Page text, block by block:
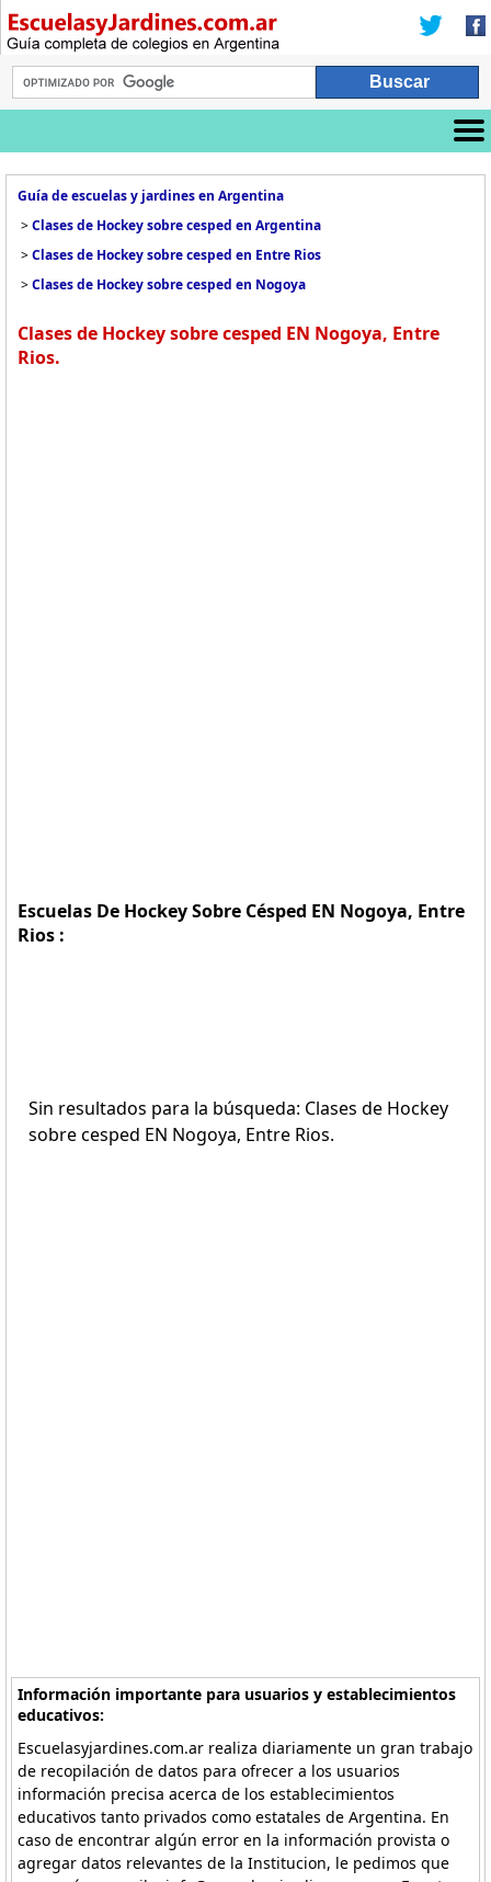
Guía de escuelas y jardines en Argentina
>Clases de Hockey sobre cesped en Argentina
>Clases de Hockey sobre cesped en Entre Rios
>Clases de Hockey sobre cesped en Nogoya
Clases de Hockey sobre cesped EN Nogoya, Entre
Rios.
Escuelas De Hockey Sobre Césped EN Nogoya, Entre
Rios :
Sin resultados para la búsqueda: Clases de Hockey
sobre cesped EN Nogoya, Entre Rios.
Información importante para usuarios y establecimientos
educativos:
Escuelasyjardines.com.ar realiza diariamente un gran trabajo
de recopilación de datos para ofrecer a los usuarios
información precisa acerca de los establecimientos
educativos tanto privados como estatales de Argentina. En
caso de encontrar algún error en la información provista o
agregar datos relevantes de la Institucion, le pedimos que